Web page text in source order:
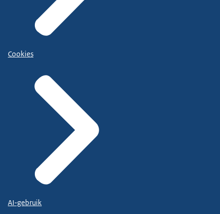
Cookies
AI-gebruik